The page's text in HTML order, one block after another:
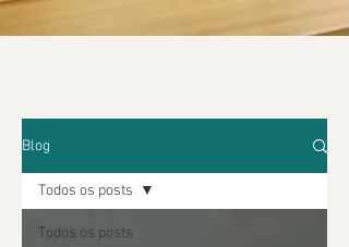
Blog
Todos os posts
Todos os posts